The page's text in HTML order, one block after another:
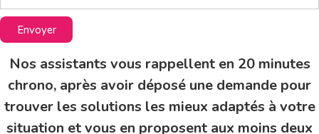
n
u
t Envoyer
Nos assistants vous rappellent en 20 minutes
chrono, après avoir déposé une demande pour
trouver les solutions les mieux adaptés à votre
situation et vous en proposent aux moins deux